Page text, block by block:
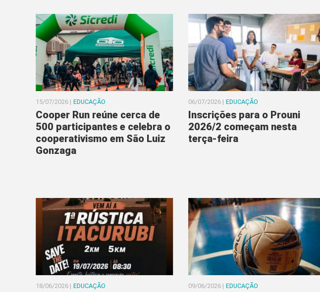
15/07/2026 | EDUCAÇÃO
Cooper Run reúne cerca de
500 participantes e celebra o
cooperativismo em São Luiz
Gonzaga
06/07/2026 | EDUCAÇÃO
Inscrições para o Prouni
2026/2 começam nesta
terça-feira
18/06/2026 | EDUCAÇÃO 09/06/2026 | EDUCAÇÃO